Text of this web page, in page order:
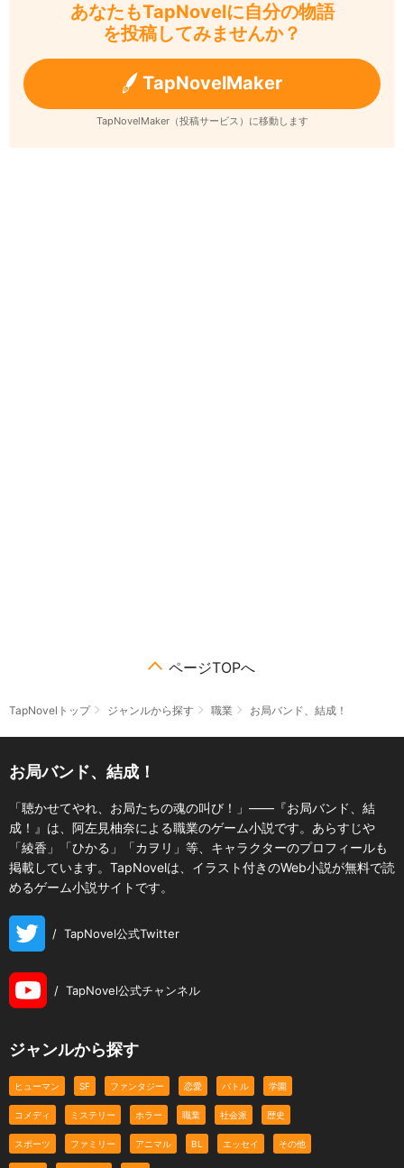
あなたもTapNovelに自分の物語
を投稿してみませんか？
TapNovelMaker
TapNovelMaker（投稿サービス）に移動します
ページTOPへ
TapNovelトップ ジャンルから探す 職業 お局バンド、結成！
お局バンド、結成！
「聴かせてやれ、お局たちの魂の叫び！」――『お局バンド、結
成！』は、阿左見柚奈による職業のゲーム小説です。あらすじや
「綾香」「ひかる」「カヲリ」等、キャラクターのプロフィールも
掲載しています。TapNovelは、イラスト付きのWeb小説が無料で読
めるゲーム小説サイトです。
/ TapNovel公式Twitter
/ TapNovel公式チャンネル
ジャンルから探す
ヒューマン SF ファンタジー 恋愛 バトル 学園
コメディ ミステリー ホラー 職業 社会派 歴史
スポーツ ファミリー アニマル BL エッセイ その他